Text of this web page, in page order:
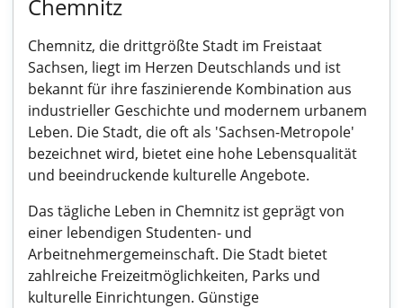
Chemnitz
Chemnitz, die drittgrößte Stadt im Freistaat
Sachsen, liegt im Herzen Deutschlands und ist
bekannt für ihre faszinierende Kombination aus
industrieller Geschichte und modernem urbanem
Leben. Die Stadt, die oft als 'Sachsen-Metropole'
bezeichnet wird, bietet eine hohe Lebensqualität
und beeindruckende kulturelle Angebote.
Das tägliche Leben in Chemnitz ist geprägt von
einer lebendigen Studenten- und
Arbeitnehmergemeinschaft. Die Stadt bietet
zahlreiche Freizeitmöglichkeiten, Parks und
kulturelle Einrichtungen. Günstige